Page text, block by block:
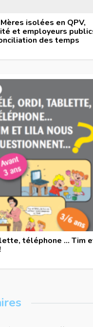
isolées en QPV,
et employeurs
des temps
téléphone … Tim